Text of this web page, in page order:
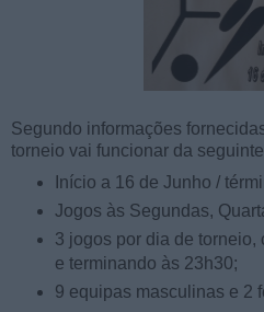
Segundo informações
torneio vai funcionar da
Início a 16 de Junho /
Jogos às Segundas,
3 jogos por dia de torneio,
e terminando às 23h30;
9 equipas masculinas e 2